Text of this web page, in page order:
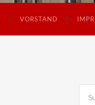
VORSTAND